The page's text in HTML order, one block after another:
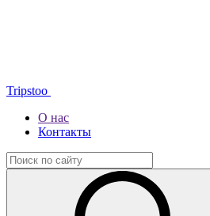
Tripstoo
О нас
Контакты